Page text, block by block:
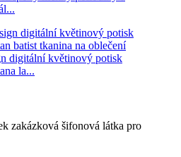
digitální květinový potisk
la...